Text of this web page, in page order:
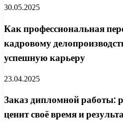
30.05.2025
Как профессиональная
кадровому
успешную карьеру
23.04.2025
Заказ дипломной работы:
ценит своё время и